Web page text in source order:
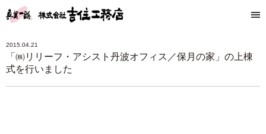
2015.04.21
「㈱リリーフ・アシスト丹波オフィス／保月の家」の上棟
式を行いました